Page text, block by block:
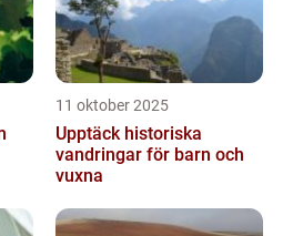
11 oktober 2025
Upptäck historiska
vandringar för barn och
vuxna